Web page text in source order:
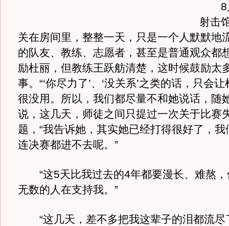
8月
射击
关在房间里，整整一天，只是一个人默默地
的队友、教练、志愿者，甚至是普通观众都
励杜丽，但教练王跃舫清楚，这时候鼓励太
事。“‘你尽力了’、‘没关系’之类的话，只会
很没用。所以，我们都尽量不和她说话，随
说，这几天，师徒之间只提过一次关于比赛
题，“我告诉她，其实她已经打得很好了，
连决赛都进不去呢。”
“这5天比我过去的4年都要漫长、难熬，
无数的人在支持我。”
“这几天，差不多把我这辈子的泪都流尽